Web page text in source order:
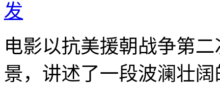
发
电影以抗美援朝战争第
景，讲述了一段波澜壮